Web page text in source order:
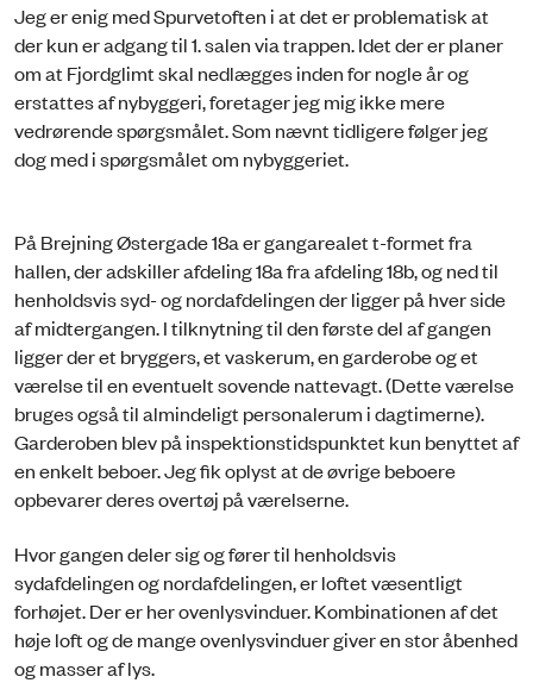
Jeg er enig med Spurvetoften i at det er problematisk at
der kun er adgang til 1. salen via trappen. Idet der er planer
om at Fjordglimt skal nedlægges inden for nogle år og
erstattes af nybyggeri, foretager jeg mig ikke mere
vedrørende spørgsmålet. Som nævnt tidligere følger jeg
dog med i spørgsmålet om nybyggeriet.
På Brejning Østergade 18a er gangarealet t-formet fra
hallen, der adskiller afdeling 18a fra afdeling 18b, og ned til
henholdsvis syd- og nordafdelingen der ligger på hver side
af midtergangen. I tilknytning til den første del af gangen
ligger der et bryggers, et vaskerum, en garderobe og et
værelse til en eventuelt sovende nattevagt. (Dette værelse
bruges også til almindeligt personalerum i dagtimerne).
Garderoben blev på inspektionstidspunktet kun benyttet af
en enkelt beboer. Jeg fik oplyst at de øvrige beboere
opbevarer deres overtøj på værelserne.
Hvor gangen deler sig og fører til henholdsvis
sydafdelingen og nordafdelingen, er loftet væsentligt
forhøjet. Der er her ovenlysvinduer. Kombinationen af det
høje loft og de mange ovenlysvinduer giver en stor åbenhed
og masser af lys.